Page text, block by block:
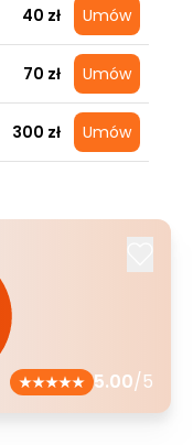
40 zł Umów
70 zł Umów
300 zł Umów
5.00/5